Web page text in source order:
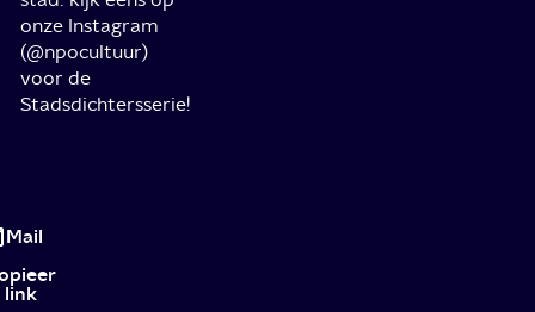
onze Instagram
(@npocultuur)
voor de
Stadsdichtersserie!
in
Nederland
Mail
link